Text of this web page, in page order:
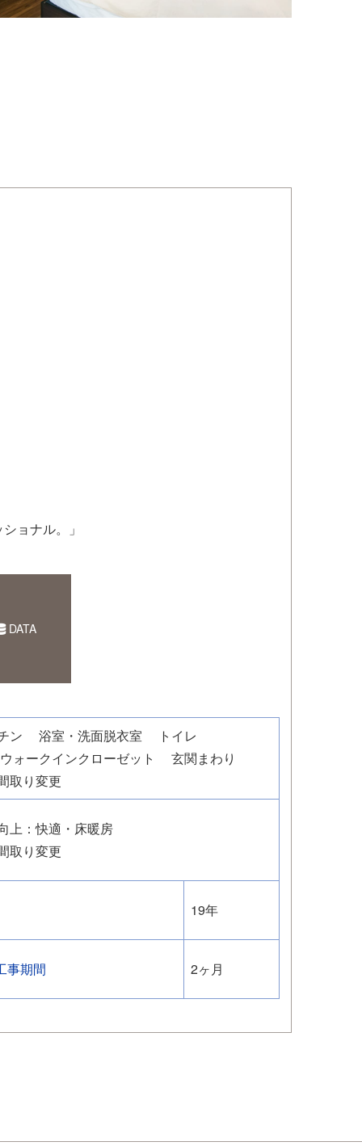
ョナル。」
DATA
ン 浴室・洗面脱衣室
トイレ
ォークインクローゼット
玄関まわり
取り変更
上：快適・床暖房
取り変更
19年
事期間 2ヶ月